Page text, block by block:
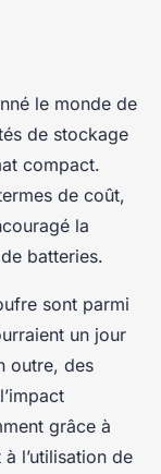
le monde de
de stockage
compact.
de coût,
la
batteries.
sont parmi
un jour
outre, des
grâce à
l’utilisation de